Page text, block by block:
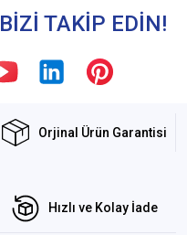
BİZİ TAKİP EDİN!
Orjinal Ürün Garantisi
Hızlı ve Kolay İade